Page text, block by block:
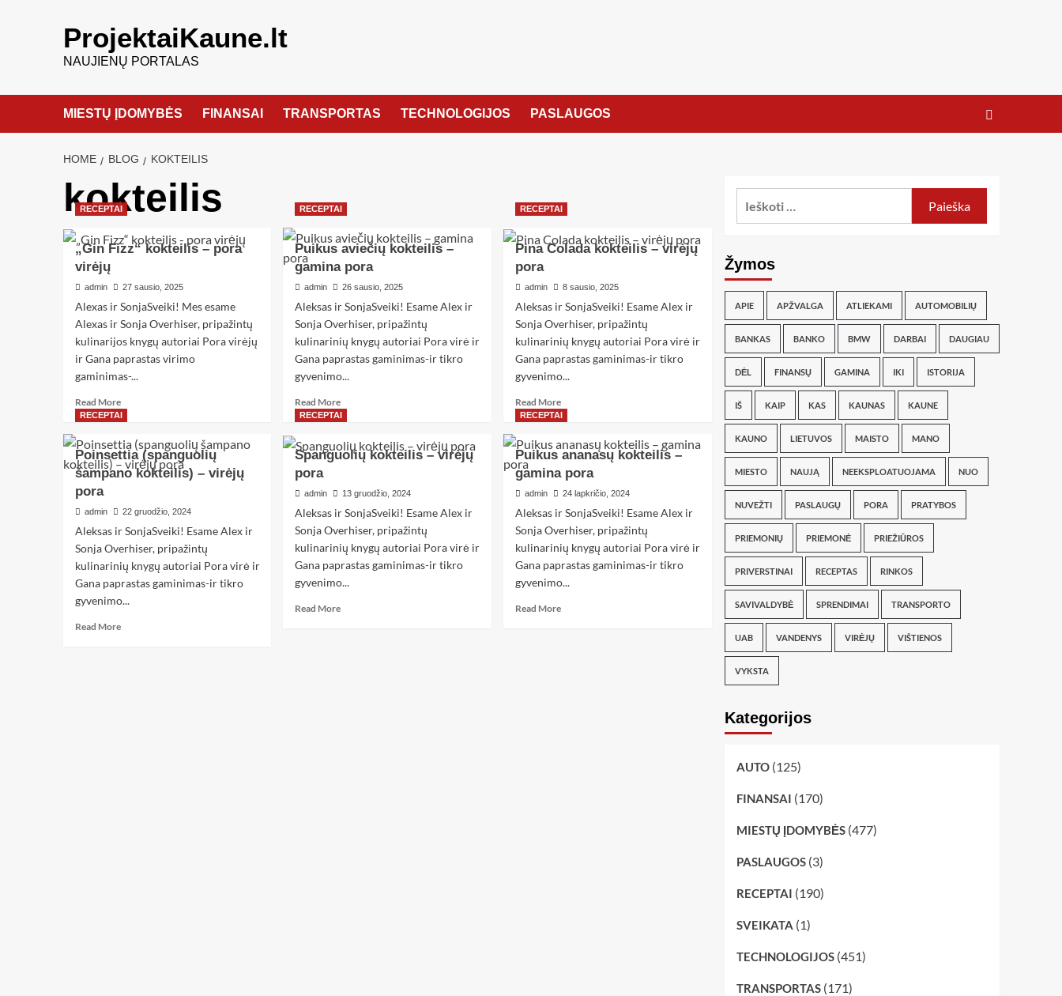
ProjektaiKaune.lt
NAUJIENŲ PORTALAS
MIESTŲ ĮDOMYBĖS FINANSAI TRANSPORTAS TECHNOLOGIJOS PASLAUGOS
HOME BLOG KOKTEILIS
kokteilis
RECEPTAI
„Gin Fizz“ kokteilis – pora
virėjų
admin 27 sausio, 2025
Alexas ir SonjaSveiki! Mes esame
Alexas ir Sonja Overhiser, pripažintų
kulinarijos knygų autoriai Pora virėjų
ir Gana paprastas virimo
gaminimas-...
Read More
RECEPTAI
Puikus aviečių kokteilis –
gamina pora
admin 26 sausio, 2025
Aleksas ir SonjaSveiki! Esame Alex ir
Sonja Overhiser, pripažintų
kulinarinių knygų autoriai Pora virė ir
Gana paprastas gaminimas-ir tikro
gyvenimo...
Read More
RECEPTAI
Pina Colada kokteilis – virėjų
pora
admin 8 sausio, 2025
Aleksas ir SonjaSveiki! Esame Alex ir
Sonja Overhiser, pripažintų
kulinarinių knygų autoriai Pora virė ir
Gana paprastas gaminimas-ir tikro
gyvenimo...
Read More
RECEPTAI
Poinsettia (spanguolių
šampano kokteilis) – virėjų
pora
admin 22 gruodžio, 2024
Aleksas ir SonjaSveiki! Esame Alex ir
Sonja Overhiser, pripažintų
kulinarinių knygų autoriai Pora virė ir
Gana paprastas gaminimas-ir tikro
gyvenimo...
Read More
RECEPTAI
Spanguolių kokteilis – virėjų
pora
admin 13 gruodžio, 2024
Aleksas ir SonjaSveiki! Esame Alex ir
Sonja Overhiser, pripažintų
kulinarinių knygų autoriai Pora virė ir
Gana paprastas gaminimas-ir tikro
gyvenimo...
Read More
RECEPTAI
Puikus ananasų kokteilis –
gamina pora
admin 24 lapkričio, 2024
Aleksas ir SonjaSveiki! Esame Alex ir
Sonja Overhiser, pripažintų
kulinarinių knygų autoriai Pora virė ir
Gana paprastas gaminimas-ir tikro
gyvenimo...
Read More
Žymos
APIE APŽVALGA ATLIEKAMI AUTOMOBILIŲ
BANKAS BANKO BMW DARBAI DAUGIAU
DĖL FINANSŲ GAMINA IKI ISTORIJA
IŠ KAIP KAS KAUNAS KAUNE
KAUNO LIETUVOS MAISTO MANO
MIESTO NAUJĄ NEEKSPLOATUOJAMA NUO
NUVEŽTI PASLAUGŲ PORA PRATYBOS
PRIEMONIŲ PRIEMONĖ PRIEŽIŪROS
PRIVERSTINAI RECEPTAS RINKOS
SAVIVALDYBĖ SPRENDIMAI TRANSPORTO
UAB VANDENYS VIRĖJŲ VIŠTIENOS
VYKSTA
Kategorijos
AUTO(125)
FINANSAI (170)
MIESTŲ ĮDOMYBĖS(477)
PASLAUGOS(3)
RECEPTAI (190)
SVEIKATA (1)
TECHNOLOGIJOS(451)
TRANSPORTAS(171)